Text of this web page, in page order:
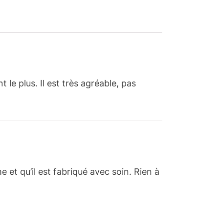
le plus. Il est très agréable, pas
qu’il est fabriqué avec soin. Rien à